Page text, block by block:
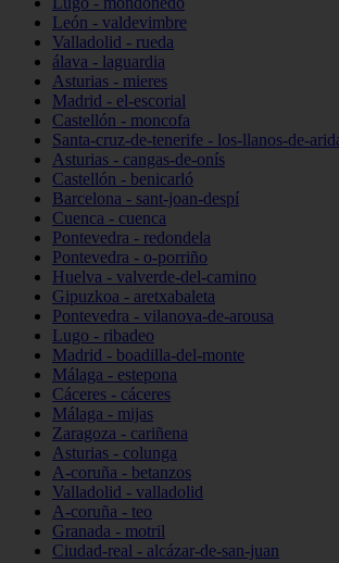
León - valdevimbre
Valladolid - rueda
álava - laguardia
Asturias - mieres
Madrid - el-escorial
Castellón - moncofa
Santa-cruz-de-tenerife - los-llanos-de-
Asturias - cangas-de-onís
Castellón - benicarló
Barcelona - sant-joan-despí
Cuenca - cuenca
Pontevedra - redondela
Pontevedra - o-porriño
Huelva - valverde-del-camino
Gipuzkoa - aretxabaleta
Pontevedra - vilanova-de-arousa
Lugo - ribadeo
Madrid - boadilla-del-monte
Málaga - estepona
Cáceres - cáceres
Málaga - mijas
Zaragoza - cariñena
Asturias - colunga
A-coruña - betanzos
Valladolid - valladolid
A-coruña - teo
Granada - motril
Ciudad-real - alcázar-de-san-juan